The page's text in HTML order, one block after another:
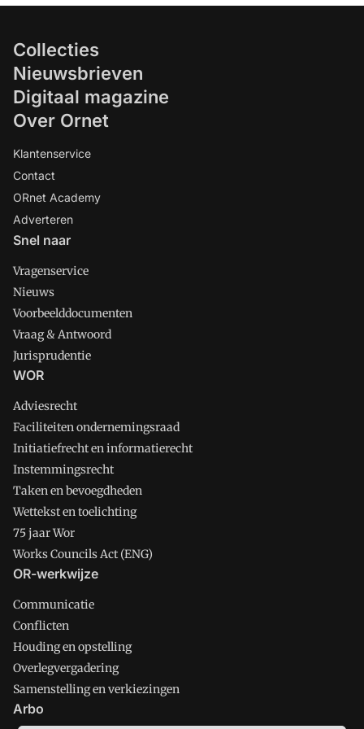
Collecties
Nieuwsbrieven
Digitaal magazine
Over Ornet
Klantenservice
Contact
ORnet Academy
Adverteren
Snel naar
Vragenservice
Nieuws
Voorbeelddocumenten
Vraag & Antwoord
Jurisprudentie
WOR
Adviesrecht
Faciliteiten ondernemingsraad
Initiatiefrecht en informatierecht
Instemmingsrecht
Taken en bevoegdheden
Wettekst en toelichting
75 jaar Wor
Works Councils Act (ENG)
OR-werkwijze
Communicatie
Conflicten
Houding en opstelling
Overlegvergadering
Samenstelling en verkiezingen
Arbo